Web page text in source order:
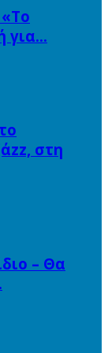
για…
στη
– Θα